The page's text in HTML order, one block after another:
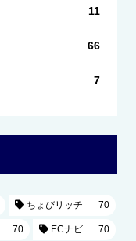
11
66
7
ちょびリッチ 70
70 ECナビ 70